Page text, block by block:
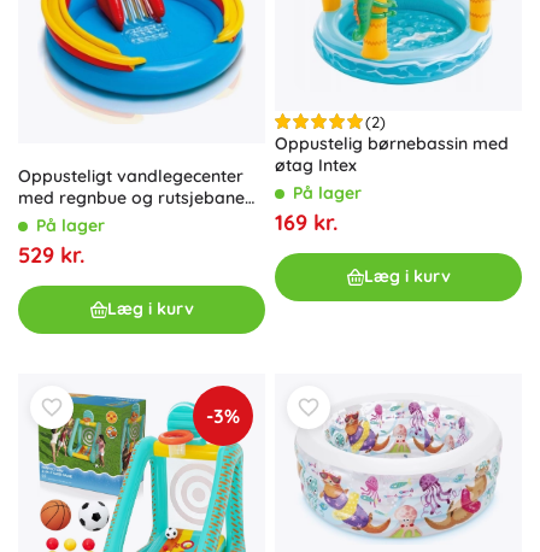
Oppusteligt vandlegecenter
med regnbue og rutsjebane
IntexPå lager
529 kr.
Læg i kurv
(2)
Oppustelig børnebassin med
øtag Intex
På lager
169 kr.
Læg i kurv
-3%